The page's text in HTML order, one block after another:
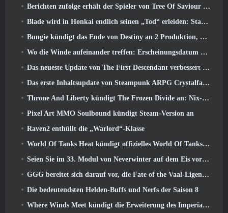
Berichten zufolge erhält der Spieler von Tree Of Saviour einen Sonderpreis für die Ausgabe von 100.000 US-Dollar im Spiel
Blade wird in Honkai endlich seinen „Tod“ erleiden: Star Rail-Version 4.3
Bungie kündigt das Ende von Destiny an 2 Produktion, während sie sich auf die Arbeit an neuen Projekten vorbereiten
Wo die Winde aufeinander treffen: Erscheinungsdatum der Erweiterung „Imperial Palace“ bekannt gegeben
Das neueste Update von The First Descendant verbessert den Farming-Loop und aktualisiert den Onslaught-Modus
Das erste Inhaltsupdate von Steampunk ARPG Crystalfall soll auf „wichtige Spielerbedenken“ eingehen
Throne And Liberty kündigt The Frozen Divide an: Nix-Update
Pixel Art MMO Soulbound kündigt Steam-Version an
Raven2 enthüllt die „Warlord“-Klasse
World Of Tanks Heat kündigt offizielles World Of Tanks an: HEAT-Startdatum
Seien Sie im 33. Modul von Neverwinter auf dem Eis vorsichtig, Beißende Kälte
GGG bereitet sich darauf vor, die Fate of the Vaal-Ligen von Path of Exile 2 vor der Veröffentlichung von Return Of The Ancients zu verschieben
Die bedeutendsten Helden-Buffs und Nerfs der Saison 8
Where Winds Meet kündigt die Erweiterung des Imperial Palace an und teilt eine „massive“ Content-Roadmap mit